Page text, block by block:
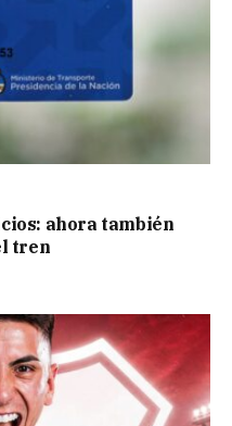
ahora también
tren